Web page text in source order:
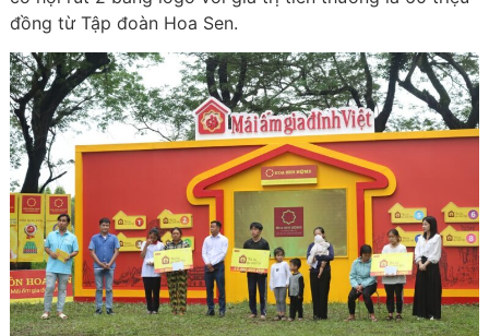
đồng từ Tập đoàn Hoa Sen.